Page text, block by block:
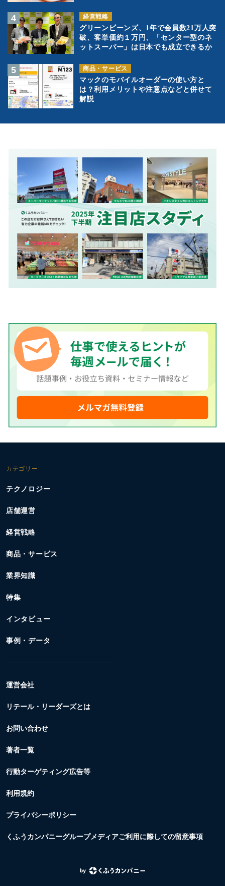
経営戦略
グリーンビーンズ、1年で会員数21万人突
破、客単価約１万円、「センター型のネ
ットスーパー」は日本でも成立できるか
商品・サービス
マックのモバイルオーダーの使い方と
は？利用メリットや注意点などと併せて
解説
カテゴリー
テクノロジー
店舗運営
経営戦略
商品・サービス
業界知識
特集
インタビュー
事例・データ
運営会社
リテール・リーダーズとは
お問い合わせ
著者一覧
行動ターゲティング広告等
利用規約
プライバシーポリシー
くふうカンパニーグループメディアご利用に際しての留意事項